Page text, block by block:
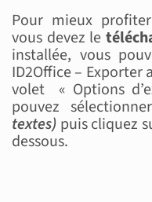
Pour mieux
vous devez le
installée, vous
ID2Office – Exporter
volet « Options
pouvez sélectionner
textes)puis cliquez
dessous.